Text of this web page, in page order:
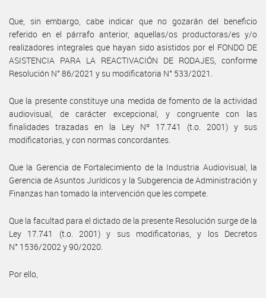
Que, sin embargo, cabe indicar que no gozarán del beneficio
referido en el párrafo anterior, aquellas/os productoras/es y/o
realizadores integrales que hayan sido asistidos por el FONDO DE
ASISTENCIA PARA LA REACTIVACIÓN DE RODAJES, conforme
Resolución N° 86/2021 y su modificatoria N° 533/2021.
Que la presente constituye una medida de fomento de la actividad
audiovisual, de carácter excepcional, y congruente con las
finalidades trazadas en la Ley Nº 17.741 (t.o. 2001) y sus
modificatorias, y con normas concordantes.
Que la Gerencia de Fortalecimiento de la Industria Audiovisual, la
Gerencia de Asuntos Jurídicos y la Subgerencia de Administración y
Finanzas han tomado la intervención que les compete.
Que la facultad para el dictado de la presente Resolución surge de la
Ley 17.741 (t.o. 2001) y sus modificatorias, y los Decretos
N° 1536/2002 y 90/2020.
Por ello,